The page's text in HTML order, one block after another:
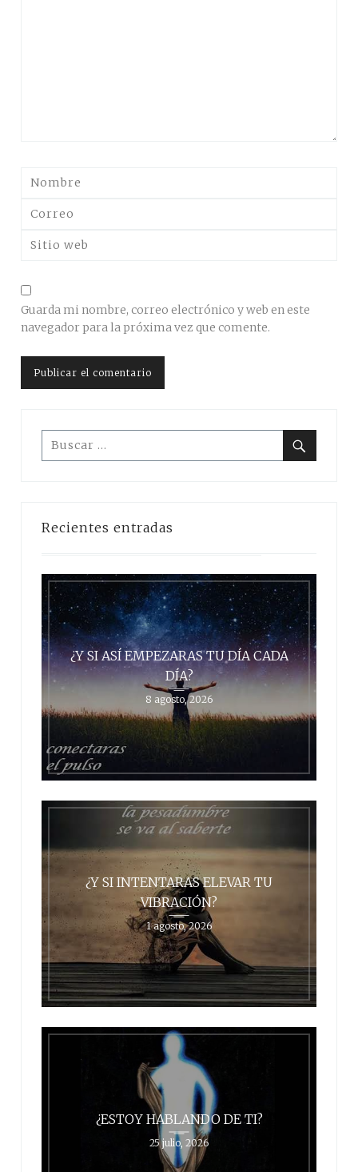
Guarda mi nombre, correo electrónico y web en este
navegador para la próxima vez que comente.
Buscar:
Recientes entradas
¿Y SI ASÍ EMPEZARAS TU DÍA CADA
DÍA?
8 agosto, 2026
¿Y SI INTENTARAS ELEVAR TU
VIBRACIÓN?
1 agosto, 2026
¿ESTOY HABLANDO DE TI?
25 julio, 2026